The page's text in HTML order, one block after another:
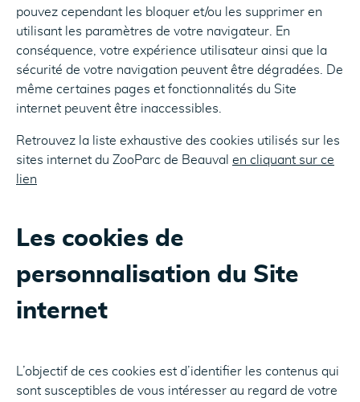
pouvez cependant les bloquer et/ou les supprimer en
utilisant les paramètres de votre navigateur. En
conséquence, votre expérience utilisateur ainsi que la
sécurité de votre navigation peuvent être dégradées. De
même certaines pages et fonctionnalités du Site
internet peuvent être inaccessibles.
Retrouvez la liste exhaustive des cookies utilisés sur les
sites internet du ZooParc de Beauval en cliquant sur ce
lien
Les cookies de
personnalisation du Site
internet
L’objectif de ces cookies est d’identifier les contenus qui
sont susceptibles de vous intéresser au regard de votre